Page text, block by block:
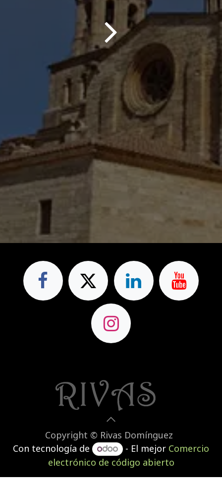
Copyright © Rivas Domínguez
Con tecnología de
- El mejor Comercio
electrónico de código abierto